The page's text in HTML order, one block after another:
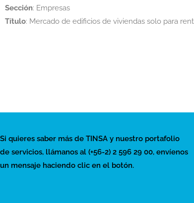
Sección: Empresas
Título: Mercado de edificios de viviendas solo para
Si quieres saber más de TINSA y nuestro portafolio
de servicios, llámanos al (+56-2) 2 596 29 00, envíenos
un mensaje haciendo clic en el botón.